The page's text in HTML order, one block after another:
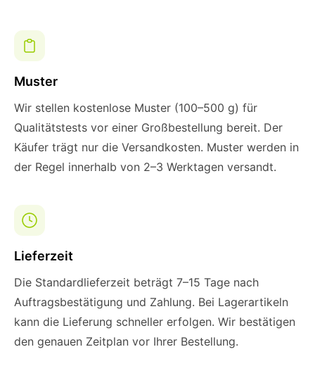
Muster
Wir stellen kostenlose Muster (100–500 g) für
Qualitätstests vor einer Großbestellung bereit. Der
Käufer trägt nur die Versandkosten. Muster werden in
der Regel innerhalb von 2–3 Werktagen versandt.
Lieferzeit
Die Standardlieferzeit beträgt 7–15 Tage nach
Auftragsbestätigung und Zahlung. Bei Lagerartikeln
kann die Lieferung schneller erfolgen. Wir bestätigen
den genauen Zeitplan vor Ihrer Bestellung.